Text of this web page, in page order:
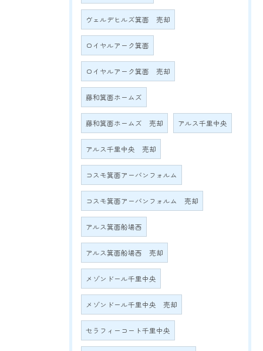
ヴェルデヒルズ箕面 売却
ロイヤルアーク箕面
ロイヤルアーク箕面 売却
藤和箕面ホームズ
藤和箕面ホームズ 売却 アルス千里中央
アルス千里中央 売却
コスモ箕面アーバンフォルム
コスモ箕面アーバンフォルム 売却
アルス箕面船場西
アルス箕面船場西 売却
メゾンドール千里中央
メゾンドール千里中央 売却
セラフィーコート千里中央